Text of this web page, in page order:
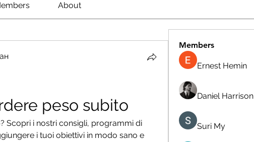
About
peso subito
Scopri i nostri consigli, programmi di
i tuoi obiettivi in modo sano e
Members
Ernest Hemin
Daniel Harrison
Suri My